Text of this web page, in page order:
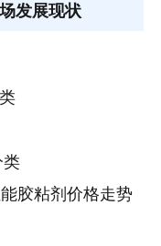
发展现状
类
胶粘剂价格走势